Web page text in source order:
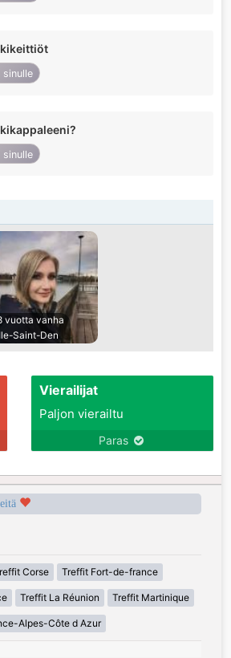
sinulle
sinulle
vuotta vanha
Saint-Den
Vierailijat
Paljon vierailtu
Paras
Corse Treffit Fort-de-france
Treffit La Réunion Treffit Martinique
Alpes-Côte d Azur